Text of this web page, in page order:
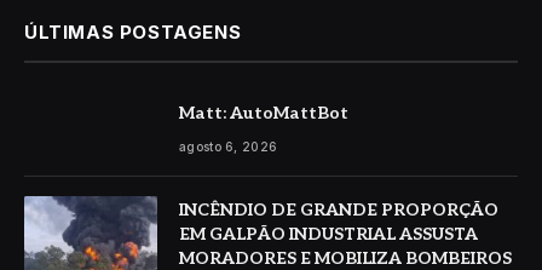
ÚLTIMAS POSTAGENS
Matt: AutoMattBot
agosto 6, 2026
INCÊNDIO DE GRANDE PROPORÇÃO
EM GALPÃO INDUSTRIAL ASSUSTA
MORADORES E MOBILIZA BOMBEIROS